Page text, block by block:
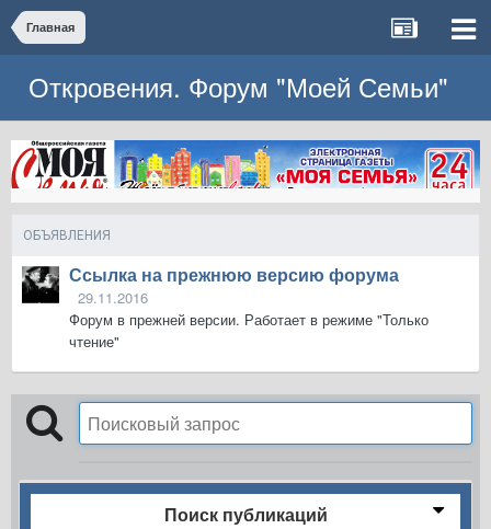
Главная
Откровения. Форум "Моей Семьи"
ОБЪЯВЛЕНИЯ
Ссылка на прежнюю версию форума
29.11.2016
Форум в прежней версии. Работает в режиме "Только
чтение"
Поиск публикаций